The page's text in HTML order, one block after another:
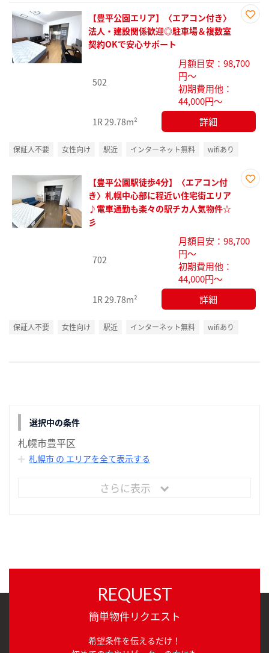
録
【豊平公園エリア】〈エアコン付き〉
法人・建設関係歓迎◎駐車場＆複数室
契約OKで安心サポート
502
月額目安：98,700
円～
初期費用他：
44,000円～
1R 29.78m² 詳細
保証人不要 女性向け 駅近 インターネット無料 wifiあり
【豊平公園駅徒歩4分】〈エアコン付
き〉札幌中心部に程近い住宅街エリア
♪電車通勤も楽々の駅チカ人気物件☆
彡
702
月額目安：98,700
円～
初期費用他：
44,000円～
1R 29.78m² 詳細
保証人不要 女性向け 駅近 インターネット無料 wifiあり
選択中の条件
札幌市豊平区
札幌市 の エリアを全て表示する
さらに表示
REQUEST
簡単物件リクエスト
希望条件を伝えるだけ！